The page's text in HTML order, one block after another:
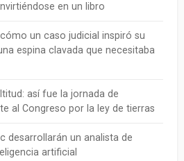
en un libro
un caso judicial inspiró su
espina clavada que necesitaba
así fue la jornada de
al Congreso por la ley de tierras
desarrollarán un analista de
artificial